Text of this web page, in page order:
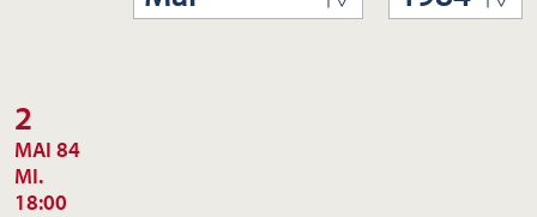
2
MAI 84
MI.
18:00